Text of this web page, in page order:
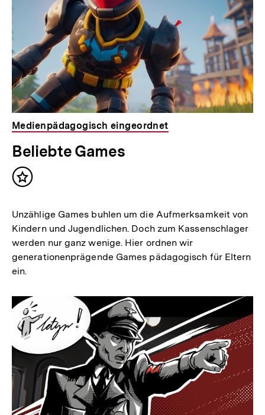
Medienpädagogisch eingeordnet
Beliebte Games
Inhalt
Unzählige Games buhlen um die Aufmerksamkeit von
Kindern und Jugendlichen. Doch zum Kassenschlager
werden nur ganz wenige. Hier ordnen wir
generationenprägende Games pädagogisch für Eltern
ein.